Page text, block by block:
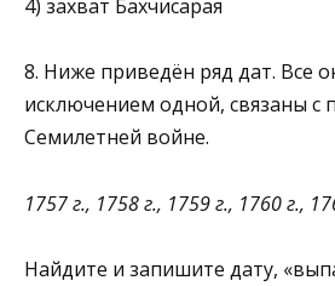
4) захват Бахчисарая
8. Ниже приведён ряд дат. Все
исключением одной, связаны с
Семилетней войне.
1757 г., 1758 г., 1759 г., 1760 г.,
Найдите и запишите дату,